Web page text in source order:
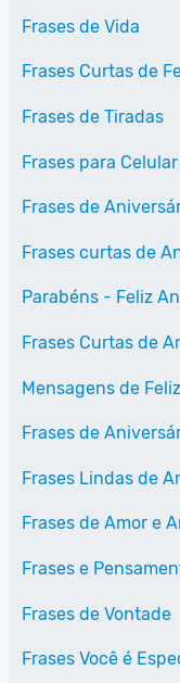
Frases de Vida
Frases Curtas de
Frases de Tiradas
Frases para Celular
Frases de
Frases curtas de
Parabéns - Feliz
Frases Curtas de
Mensagens de
Frases de
Frases Lindas de
Frases de Amor e
Frases e
Frases de Vontade
Frases Você é